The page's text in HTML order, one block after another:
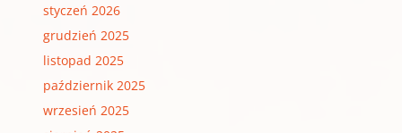
styczeń 2026
grudzień 2025
listopad 2025
październik 2025
wrzesień 2025